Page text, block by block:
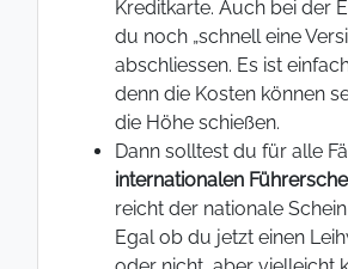
Kreditkarte. Auch bei der
du noch „schnell eine
abschliessen. Es ist
denn die Kosten können
die Höhe schießen.
Dann solltest du für alle
internationalen
reicht der nationale
Egal ob du jetzt einen